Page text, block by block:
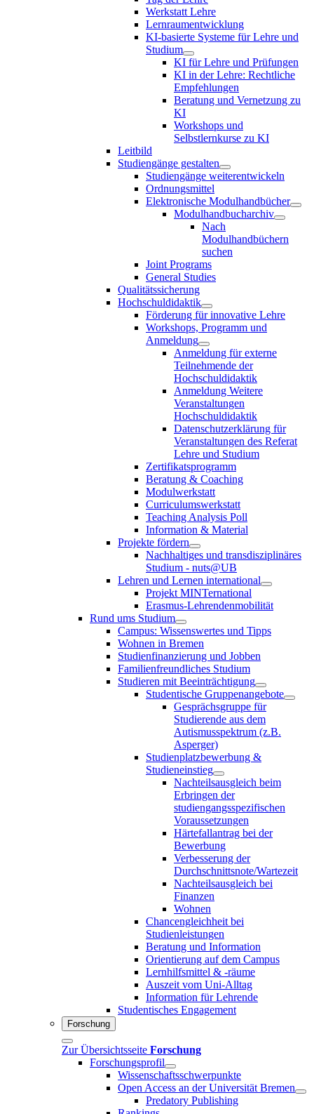
Werkstatt Lehre
Lernraumentwicklung
KI-basierte Systeme für Lehre und
Studium
KI für Lehre und Prüfungen
KI in der Lehre: Rechtliche
Empfehlungen
Beratung und Vernetzung zu
KI
Workshops und
Selbstlernkurse zu KI
Leitbild
Studiengänge gestalten
Studiengänge weiterentwickeln
Ordnungsmittel
Elektronische Modulhandbücher
Modulhandbucharchiv
Nach
Modulhandbüchern
suchen
Joint Programs
General Studies
Qualitätssicherung
Hochschuldidaktik
Förderung für innovative Lehre
Workshops, Programm und
Anmeldung
Anmeldung für externe
Teilnehmende der
Hochschuldidaktik
Anmeldung Weitere
Veranstaltungen
Hochschuldidaktik
Datenschutzerklärung für
Veranstaltungen des Referat
Lehre und Studium
Zertifikatsprogramm
Beratung & Coaching
Modulwerkstatt
Curriculumswerkstatt
Teaching Analysis Poll
Information & Material
Projekte fördern
Nachhaltiges und transdisziplinäres
Studium - nuts@UB
Lehren und Lernen international
Projekt MINTernational
Erasmus-Lehrendenmobilität
Rund ums Studium
Campus: Wissenswertes und Tipps
Wohnen in Bremen
Studienfinanzierung und Jobben
Familienfreundliches Studium
Studieren mit Beeinträchtigung
Studentische Gruppenangebote
Gesprächsgruppe für
Studierende aus dem
Autismusspektrum (z.B.
Asperger)
Studienplatzbewerbung &
Studieneinstieg
Nachteilsausgleich beim
Erbringen der
studiengangsspezifischen
Voraussetzungen
Härtefallantrag bei der
Bewerbung
Verbesserung der
Durchschnittsnote/Wartezeit
Nachteilsausgleich bei
Finanzen
Wohnen
Chancengleichheit bei
Studienleistungen
Beratung und Information
Orientierung auf dem Campus
Lernhilfsmittel & -räume
Auszeit vom Uni-Alltag
Information für Lehrende
Studentisches Engagement
Forschung
Zur Übersichtsseite Forschung
Forschungsprofil
Wissenschaftsschwerpunkte
Open Access an der Universität Bremen
Predatory Publishing